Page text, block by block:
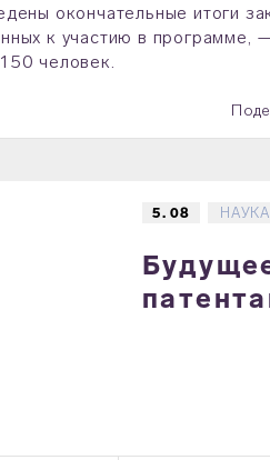
окончательные итоги
к участию в
человек.
5. 08 НАУКА